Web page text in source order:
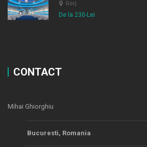
Gorj
De la 230-Lei
CONTACT
Mihai Ghiorghiu
Bucuresti, Romania